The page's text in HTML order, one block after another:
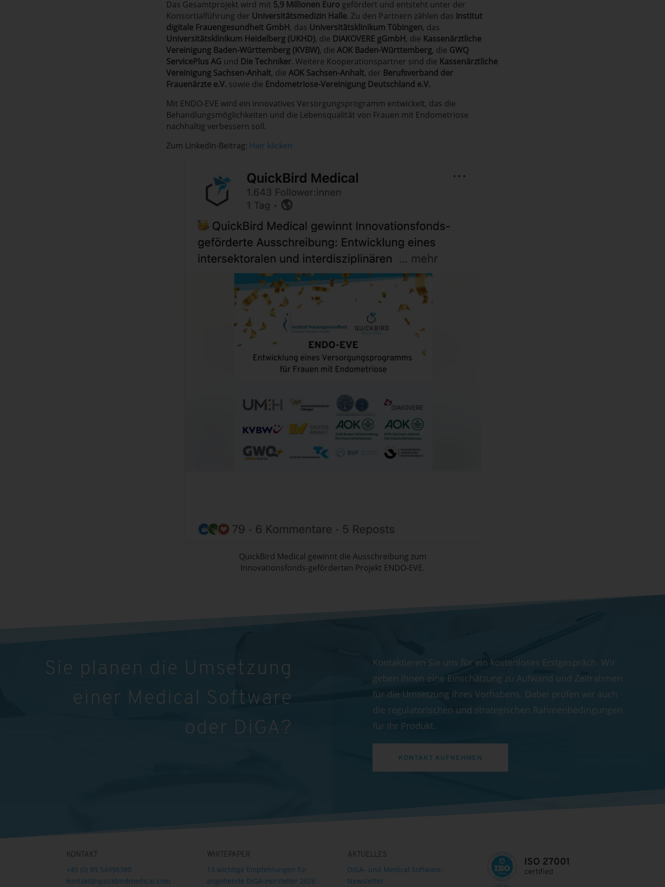
Das Gesamtprojekt wird mit 5,9 Millionen Euro gefördert und entsteht unter der
Konsortialführung der Universitätsmedizin Halle. Zu den Partnern zählen das Institut
digitale Frauengesundheit GmbH, das Universitätsklinikum Tübingen, das
Universitätsklinikum Heidelberg (UKHD), die DIAKOVERE gGmbH, die Kassenärztliche
Vereinigung Baden-Württemberg (KVBW), die AOK Baden-Württemberg, die GWQ
ServicePlus AG und Die Techniker. Weitere Kooperationspartner sind die Kassenärztliche
Vereinigung Sachsen-Anhalt, die AOK Sachsen-Anhalt, der Berufsverband der
Frauenärzte e.V. sowie die Endometriose-Vereinigung Deutschland e.V.
Mit ENDO-EVE wird ein innovatives Versorgungsprogramm entwickelt, das die
Behandlungsmöglichkeiten und die Lebensqualität von Frauen mit Endometriose
nachhaltig verbessern soll.
Zum LinkedIn-Beitrag: Hier klicken
QuickBird Medical gewinnt die Ausschreibung zum
Innovationsfonds-geförderten Projekt ENDO-EVE.
Sie planen die Umsetzung
einer Medical Software
oder DiGA?
Kontaktieren Sie uns für ein kostenloses Erstgespräch. Wir
geben Ihnen eine Einschätzung zu Aufwand und Zeitrahmen
für die Umsetzung Ihres Vorhabens. Dabei prüfen wir auch
die regulatorischen und strategischen Rahmenbedingungen
für Ihr Produkt.
KONTAKT AUFNEHMEN
KONTAKT
+49 (0) 89 54998380
kontakt@quickbirdmedical.com
WHITEPAPER
13 wichtige Empfehlungen für
angehende DiGA-Hersteller 2026
AKTUELLES
DiGA- und Medical Software-
Newsletter